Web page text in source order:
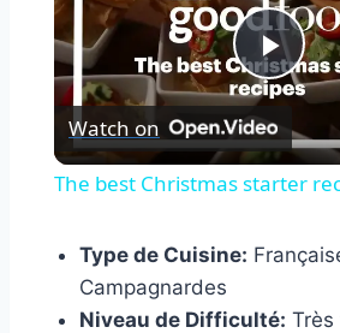
Play
Watch on
The best Christmas starter
Type de Cuisine:
Campagnardes
Niveau de Difficulté: Très